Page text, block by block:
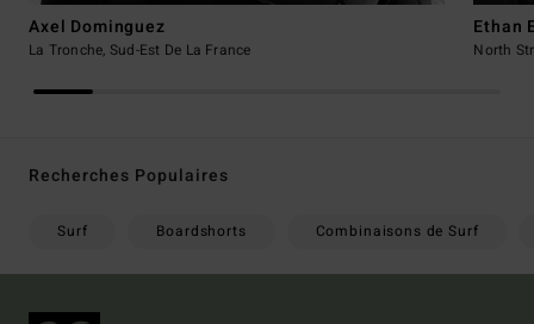
Axel Dominguez
La Tronche, Sud-Est De La France
Ethan
North
Recherches Populaires
Surf Boardshorts Combinaisons de Surf